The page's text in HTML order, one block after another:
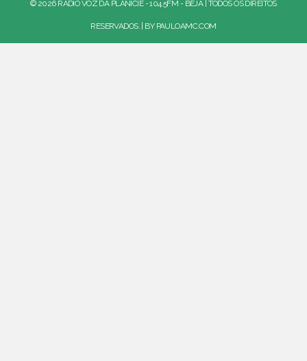
© 2026 RÁDIO VOZ DA PLANÍCIE - 104.5FM - BEJA | TODOS OS DIREITOS
RESERVADOS. | BY PAULOAMC.COM